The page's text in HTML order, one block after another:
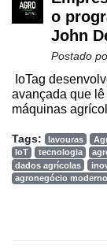
Análise
Informatização
da
Agricultura
Vertical
Software
o
John
Postado
IoTag
avançada que
máquinas
Tags: lavouras
IoT
tecnologia
dados agrícolas
agronegócio moderno